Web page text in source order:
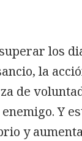
los
la
de
Y
y